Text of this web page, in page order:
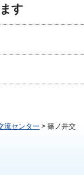
す
流センター > 篠ノ井交